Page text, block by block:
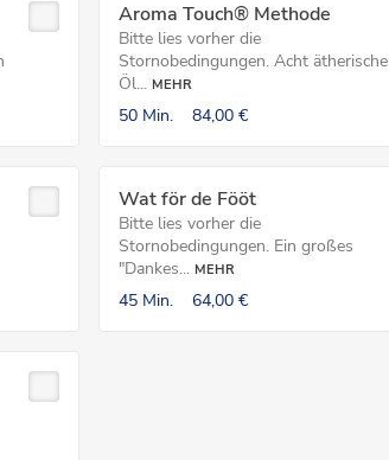
Aroma Touch® Methode
Bitte lies vorher die
Stornobedingungen. Acht ätherische
Öl... MEHR
50 Min. 84,00 €
Wat för de Fööt
Bitte lies vorher die
Stornobedingungen. Ein großes
"Dankes... MEHR
45 Min. 64,00 €